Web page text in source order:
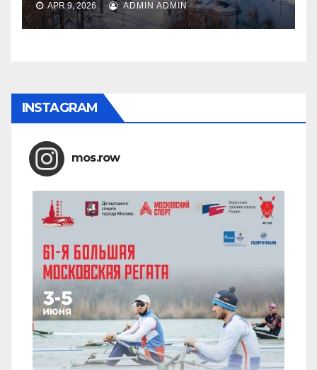
APR 9, 2026 ADMIN ADMIN
INSTAGRAM
mos.row